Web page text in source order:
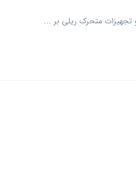
تجهیزات‌ متحرک‌ ریلی‌ بر ...